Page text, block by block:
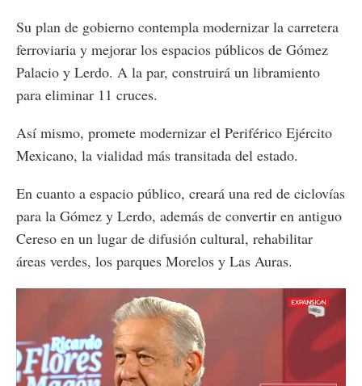
Su plan de gobierno contempla modernizar la carretera
ferroviaria y mejorar los espacios públicos de Gómez
Palacio y Lerdo. A la par, construirá un libramiento
para eliminar 11 cruces.
Así mismo, promete modernizar el Periférico Ejército
Mexicano, la vialidad más transitada del estado.
En cuanto a espacio público, creará una red de ciclovías
para la Gómez y Lerdo, además de convertir en antiguo
Cereso en un lugar de difusión cultural, rehabilitar
áreas verdes, los parques Morelos y Las Auras.